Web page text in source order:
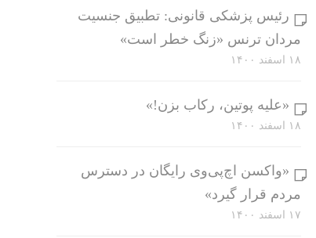
رئیس پزشکی قانونی: تطبیق جنسیت
مردان ترنس «زنگ خطر است»
۱۸ اسفند ۱۴۰۰
«علیه پوتین، رکاب بزن!»
۱۸ اسفند ۱۴۰۰
«واکسن اچ‌پی‌وی رایگان در دسترس
مردم قرار گیرد»
۱۷ اسفند ۱۴۰۰